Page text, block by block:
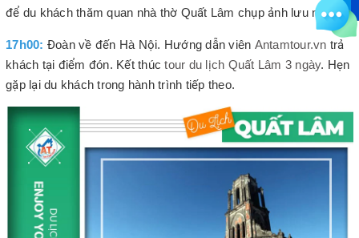
để du khách thăm quan nhà thờ Quất Lâm chụp ảnh lưu niệm…
17h00: Đoàn về đến Hà Nội. Hướng dẫn viên Antamtour.vn trả
khách tại điểm đón. Kết thúctour du lịch Quất Lâm 3 ngày. Hẹn
gặp lại du khách trong hành trình tiếp theo.